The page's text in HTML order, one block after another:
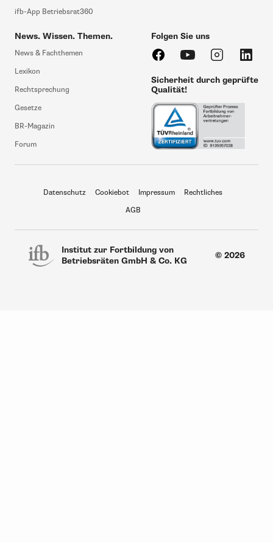
ifb-App Betriebsrat360
News. Wissen. Themen.
News & Fachthemen
Lexikon
Rechtsprechung
Gesetze
BR-Magazin
Forum
Folgen Sie uns
Sicherheit durch geprüfte
Qualität!
Institut zur Fortbildung von
Betriebsräten GmbH & Co. KG
© 2026
Datenschutz Cookiebot Impressum
Rechtliches
AGB